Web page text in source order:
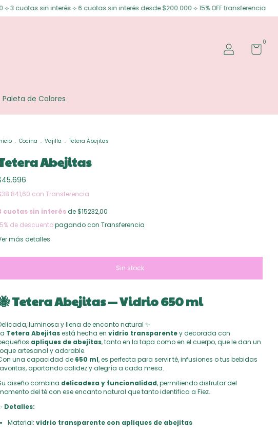
⟡ 6 cuotas sin interés desde $200.000 ⟡ 15% OFF transferencia Envíos gratis
0
Paleta de Colores
. Cocina . Vajilla . Tetera Abejitas
Abejitas
con Transferencia
cuotas sin interésde $15232,00
de descuentopagando con Transferencia
más detalles
Tetera Abejitas — Vidrio 650 ml
luminosa y llena de encanto natural ✨
Tetera Abejitasestá hecha en vidrio transparentey decorada con
apliques de abejitas, tanto en la tapa como en el cuerpo, que le dan un
artesanal y adorable.
una capacidad de 650 ml, es perfecta para servir té, infusiones o tus bebidas
aportando calidez y alegría a cada mesa.
diseño combina delicadeza y funcionalidad, permitiendo disfrutar del
del té con ese encanto natural que tanto identifica a Fiez.
Detalles:
Material: vidrio transparente con apliques de abejitas